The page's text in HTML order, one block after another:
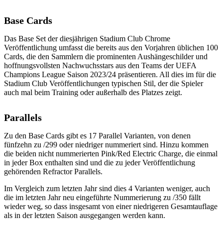
Base Cards
Das Base Set der diesjährigen Stadium Club Chrome
Veröffentlichung umfasst die bereits aus den Vorjahren üblichen 100
Cards, die den Sammlern die prominenten Aushängeschilder und
hoffnungsvollsten Nachwuchsstars aus den Teams der UEFA
Champions League Saison 2023/24 präsentieren. All dies im für die
Stadium Club Veröffentlichungen typischen Stil, der die Spieler
auch mal beim Training oder außerhalb des Platzes zeigt.
Parallels
Zu den Base Cards gibt es 17 Parallel Varianten, von denen
fünfzehn zu /299 oder niedriger nummeriert sind. Hinzu kommen
die beiden nicht nummerierten Pink/Red Electric Charge, die einmal
in jeder Box enthalten sind und die zu jeder Veröffentlichung
gehörenden Refractor Parallels.
Im Vergleich zum letzten Jahr sind dies 4 Varianten weniger, auch
die im letzten Jahr neu eingeführte Nummerierung zu /350 fällt
wieder weg, so dass insgesamt von einer niedrigeren Gesamtauflage
als in der letzten Saison ausgegangen werden kann.